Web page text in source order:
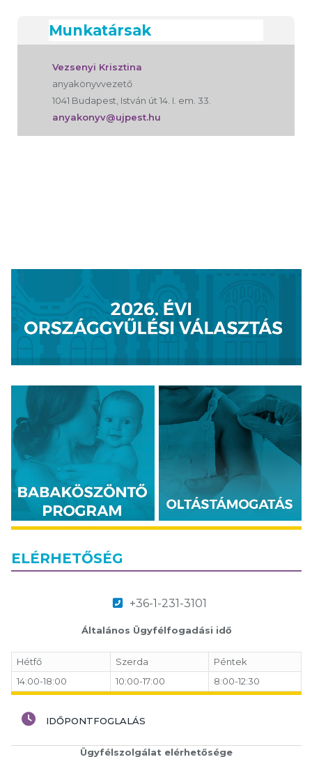
Munkatársak
Vezsenyi Krisztina
anyakönyvvezető
1041 Budapest, István út 14. I. em. 33.
anyakonyv@ujpest.hu
ELÉRHETŐSÉG
+36-1-231-3101
Általános Ügyfélfogadási idő
Hétfő Szerda
Péntek
14:00-18:00
10:00-17:00 8:00-12:30
IDŐPONTFOGLALÁS
Ügyfélszolgálat elérhetősége